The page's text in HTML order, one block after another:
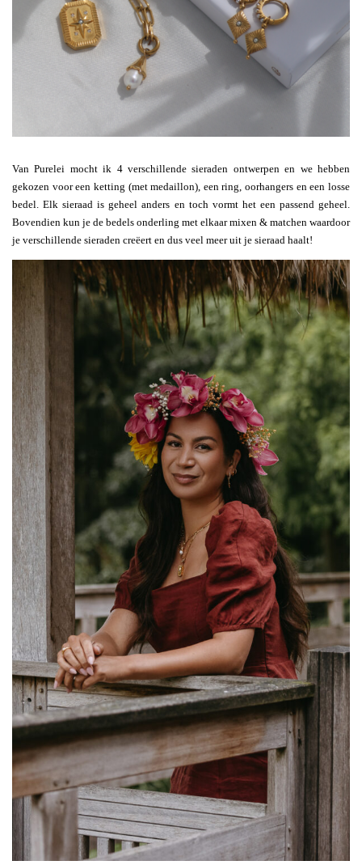
Van Purelei mocht ik 4 verschillende sieraden ontwerpen en we hebben
gekozen voor een ketting (met medaillon), een ring, oorhangers en een losse
bedel. Elk sieraad is geheel anders en toch vormt het een passend geheel.
Bovendien kun je de bedels onderling met elkaar mixen & matchen waardoor
je verschillende sieraden creëert en dus veel meer uit je sieraad haalt!